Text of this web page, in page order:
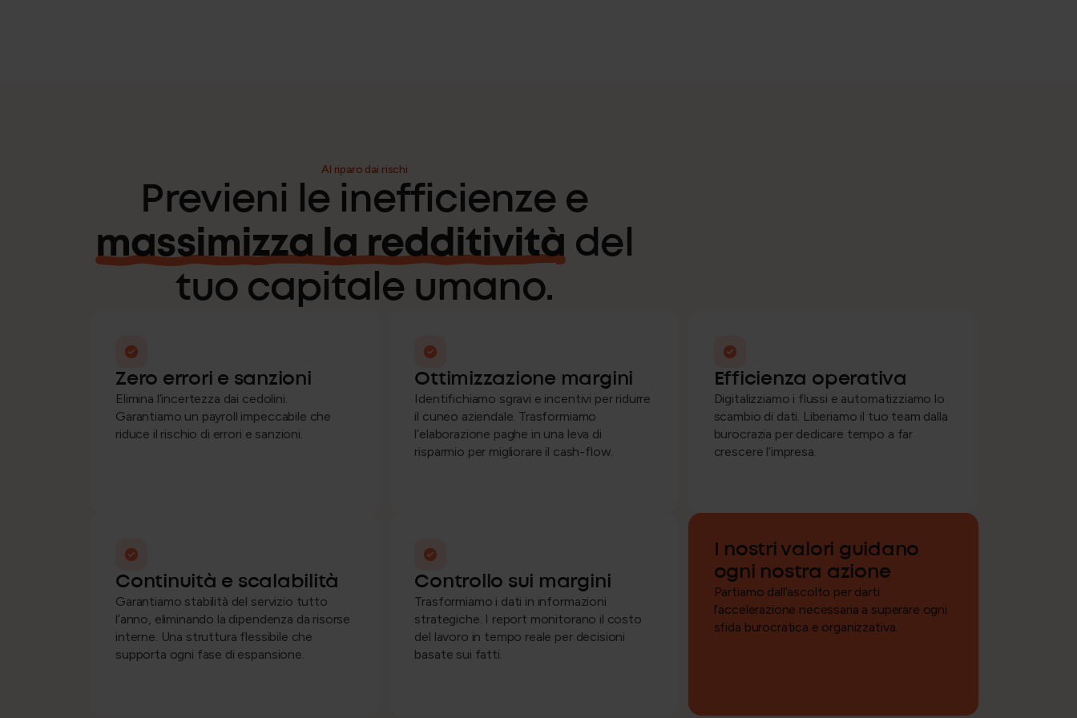
Al riparo dai rischi
Previeni le inefficienze e
massimizza la redditivitàdel
tuo capitale umano.
Zero errori e sanzioni
Elimina l’incertezza dai cedolini.
Garantiamo un payroll impeccabile che
riduce il rischio di errori e sanzioni.
Ottimizzazione margini
Identifichiamo sgravi e incentivi per ridurre
il cuneo aziendale. Trasformiamo
l’elaborazione paghe in una leva di
risparmio per migliorare il cash-flow.
Efficienza operativa
Digitalizziamo i flussi e automatizziamo lo
scambio di dati. Liberiamo il tuo team dalla
burocrazia per dedicare tempo a far
crescere l’impresa.
Continuità e scalabilità
Garantiamo stabilità del servizio tutto
l’anno, eliminando la dipendenza da risorse
interne. Una struttura flessibile che
supporta ogni fase di espansione.
Controllo sui margini
Trasformiamo i dati in informazioni
strategiche. I report monitorano il costo
del lavoro in tempo reale per decisioni
basate sui fatti.
I nostri valori guidano
ogni nostra azione
Partiamo dall’ascolto per darti
l’accelerazione necessaria a superare ogni
sfida burocratica e organizzativa.